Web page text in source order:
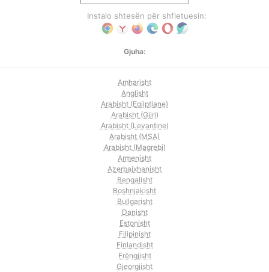
Instalo shtesën për shfletuesin:
Gjuha:
Amharisht
Anglisht
Arabisht (Egjiptiane)
Arabisht (Gjiri)
Arabisht (Levantine)
Arabisht (MSA)
Arabisht (Magrebi)
Armenisht
Azerbajxhanisht
Bengalisht
Boshnjakisht
Bullgarisht
Danisht
Estonisht
Filipinisht
Finlandisht
Frëngjisht
Gjeorgjisht